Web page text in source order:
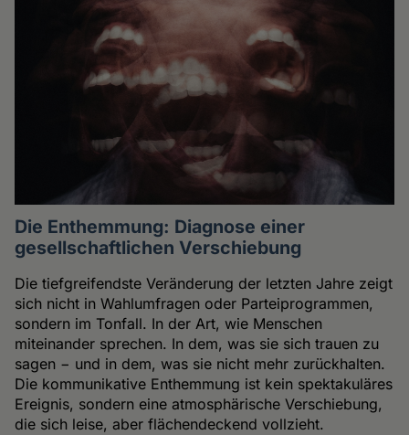
Die Enthemmung: Diagnose einer
gesellschaftlichen Verschiebung
Die tiefgreifendste Veränderung der letzten Jahre zeigt
sich nicht in Wahlumfragen oder Parteiprogrammen,
sondern im Tonfall. In der Art, wie Menschen
miteinander sprechen. In dem, was sie sich trauen zu
sagen − und in dem, was sie nicht mehr zurückhalten.
Die kommunikative Enthemmung ist kein spektakuläres
Ereignis, sondern eine atmosphärische Verschiebung,
die sich leise, aber flächendeckend vollzieht.